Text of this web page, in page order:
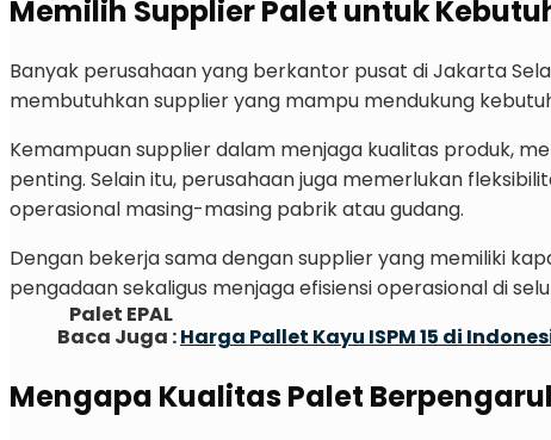
Palet EPAL
Memilih Supplier Palet untuk
Banyak perusahaan yang berkantor pusat di Jakarta
membutuhkan supplier yang mampu mendukung
Kemampuan supplier dalam menjaga kualitas produk,
penting. Selain itu, perusahaan juga memerlukan
operasional masing-masing pabrik atau gudang.
Dengan bekerja sama dengan supplier yang memiliki
pengadaan sekaligus menjaga efisiensi operasional di
Baca Juga :Harga Pallet Kayu ISPM 15 di
Mengapa Kualitas Palet